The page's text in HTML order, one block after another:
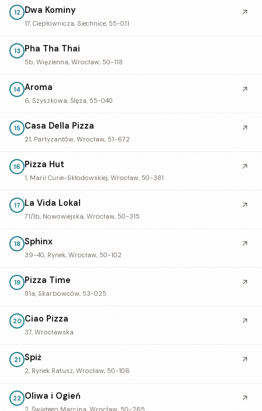
12 Dwa Kominy
17, Ciepłownicza, Siechnice, 55-011
↗
13 Pha Tha Thai
5b, Więzienna, Wrocław, 50-118
14 Aroma
6, Szyszkowa, Ślęza, 55-040
↗
15 Casa Della Pizza
21, Partyzantów, Wrocław, 51-672
↗
16 Pizza Hut
1, Marii Curie-Skłodowskiej, Wrocław, 50-381
↗
17 La Vida Lokal
71/1b, Nowowiejska, Wrocław, 50-315
↗
18 Sphinx
39-40, Rynek, Wrocław, 50-102
↗
19 Pizza Time
81a, Skarbowców, 53-025
↗
20 Ciao Pizza
37, Wrocławska
↗
21 Spiż
2, Rynek Ratusz, Wrocław, 50-106
↗
22 Oliwa i Ogień
2, Świętego Marcina, Wrocław, 50-265
↗